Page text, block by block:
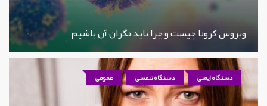
ویروس کرونا چیست و چرا باید نگران آن باشیم
دستگاه ایمنی دستگاه تنفسی عمومی